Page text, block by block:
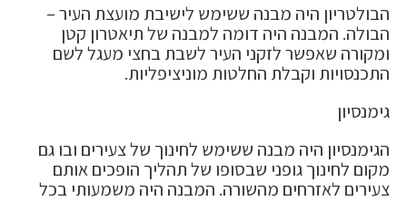
הבולטריון היה מבנה ששימש לישיבת מועצת העיר –
הבולה. המבנה היה דומה למבנה של תיאטרון קטן
ומקורה שאפשר לזקני העיר לשבת בחצי מעגל לשם
התכנסויות וקבלת החלטות מוניציפליות.
גימנסיון
הגימנסיון היה מבנה ששימש לחינוך של צעירים ובו גם
מקום לחינוך גופני שבסופו של תהליך הופכים אותם
צעירים לאזרחים מהשורה. המבנה היה משמעותי בכל